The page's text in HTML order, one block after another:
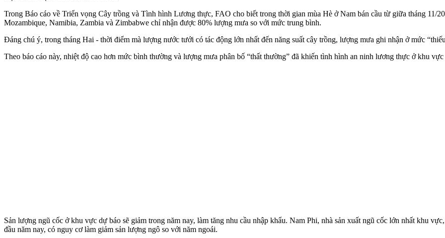
Trong Báo cáo về Triển vọng Cây trồng và Tình hình Lương thực, FAO cho biết trong thời gian mùa Hè ở Nam bán cầu từ giữa tháng 11/
Mozambique, Namibia, Zambia và Zimbabwe chỉ nhận được 80% lượng mưa so với mức trung bình.
Đáng chú ý, trong tháng Hai - thời điểm mà lượng nước tưới có tác động lớn nhất đến năng suất cây trồng, lượng mưa ghi nhận ở mức
Theo báo cáo này, nhiệt độ cao hơn mức bình thường và lượng mưa phân bố “thất thường” đã khiến tình hình an ninh lương thực ở khu
Sản lượng ngũ cốc ở khu vực dự báo sẽ giảm trong năm nay, làm tăng nhu cầu nhập khẩu. Nam Phi, nhà sản xuất ngũ cốc lớn nhất khu
đầu năm nay, có nguy cơ làm giảm sản lượng ngô so với năm ngoái.